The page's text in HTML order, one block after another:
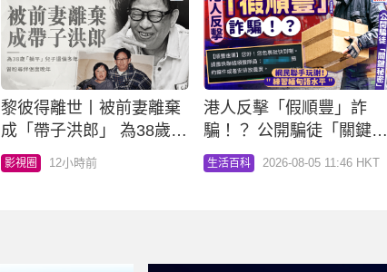
人」之稱的黎彼得在70年代與和許
冠傑成為最佳曲詞組合，當中聯手合
作的金曲《浪子心聲》至今仍是經典
之作！許冠傑今日
黎彼得離世丨被前妻離棄
成「帶子洪郎」 為38歲
「躺平」兒子還債多年 曾
盼尋伴侶度晚年
影視圈 12小時前
港人反擊「假順豐」詐
騙！？ 公開騙徒「關鍵秘
密」 網民聯手玩謝：練習
緬甸語
生活百科 2026-08-05 11:46 HKT